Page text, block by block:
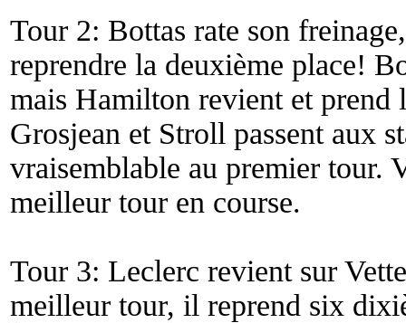
Tour 2: Bottas rate son
reprendre la deuxième place!
mais Hamilton revient et prend
Grosjean et Stroll passent aux
vraisemblable au premier tour.
meilleur tour en course.
Tour 3: Leclerc revient sur
meilleur tour, il reprend six